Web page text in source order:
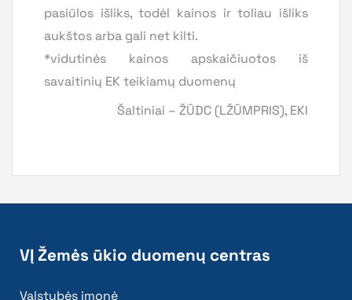
pasiūlos išliks, todėl kainos ir toliau išliks
aukštos arba gali net kilti.
*vidutinės kainos apskaičiuotos iš
savaitinių EK teikiamų duomenų
Šaltiniai – ŽŪDC (LŽŪMPRIS), EKI
VĮ Žemės ūkio duomenų centras
Valstybės įmonė